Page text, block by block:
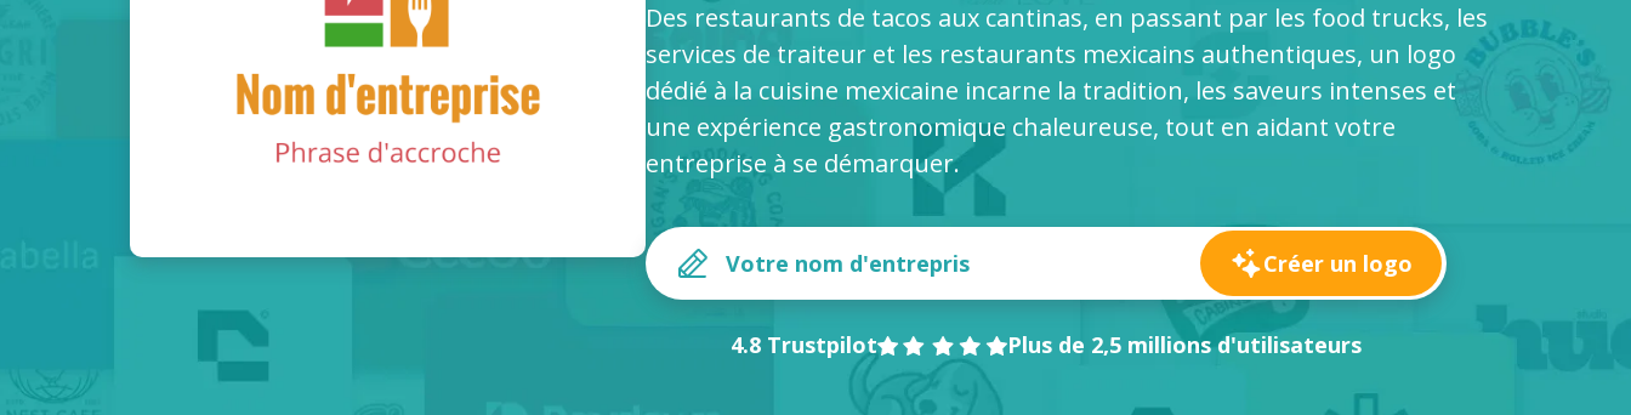
Des restaurants de tacos aux cantinas, en passant par les food trucks, les
services de traiteur et les restaurants mexicains authentiques, un logo
dédié à la cuisine mexicaine incarne la tradition, les saveurs intenses et
une expérience gastronomique chaleureuse, tout en aidant votre
entreprise à se démarquer.
Créer un logo
4.8 Trustpilot Plus de 2,5 millions d'utilisateurs